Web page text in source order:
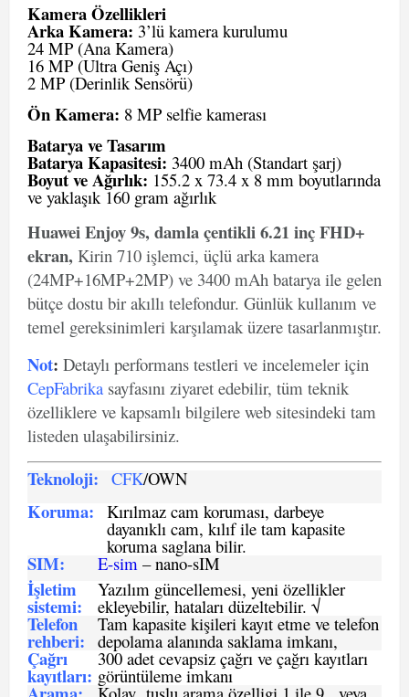
Kamera Özellikleri
Arka Kamera: 3’lü kamera kurulumu
24 MP (Ana Kamera)
16 MP (Ultra Geniş Açı)
2 MP (Derinlik Sensörü)
Ön Kamera: 8 MP selfie kamerası
Batarya ve Tasarım
Batarya Kapasitesi: 3400 mAh (Standart şarj)
Boyut ve Ağırlık: 155.2 x 73.4 x 8 mm boyutlarında
ve yaklaşık 160 gram ağırlık
Huawei Enjoy 9s, damla çentikli 6.21 inç FHD+
ekran, Kirin 710 işlemci, üçlü arka kamera
(24MP+16MP+2MP) ve 3400 mAh batarya ile gelen
bütçe dostu bir akıllı telefondur. Günlük kullanım ve
temel gereksinimleri karşılamak üzere tasarlanmıştır.
Not: Detaylı performans testleri ve incelemeler için
CepFabrika sayfasını ziyaret edebilir, tüm teknik
özelliklere ve kapsamlı bilgilere web sitesindeki tam
listeden ulaşabilirsiniz.
Teknoloji: CFK/OWN
Koruma: Kırılmaz cam koruması, darbeye
dayanıklı cam, kılıf ile tam kapasite
koruma saglana bilir.
SIM: E-sim – nano-sIM
İşletim
sistemi:
Yazılım güncellemesi, yeni özellikler
ekleyebilir, hataları düzeltebilir. √
Telefon
rehberi:
Tam kapasite kişileri kayıt etme ve telefon
depolama alanında saklama imkanı,
Çağrı
kayıtları:
300 adet cevapsiz çağrı ve çağrı kayıtları
görüntüleme imkanı